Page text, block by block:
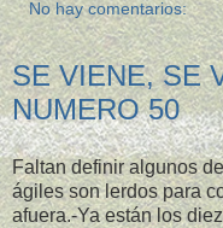
No hay comentarios:
SE VIENE, SE
NUMERO 50
Faltan definir algunos
ágiles son lerdos para
afuera.-Ya están los